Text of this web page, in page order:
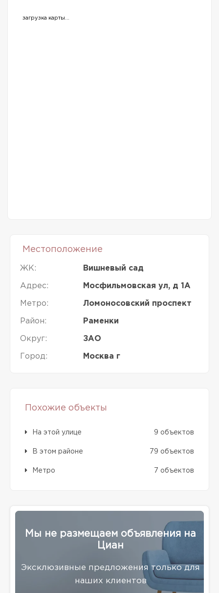
загрузка карты...
Местоположение
ЖК: Вишневый сад
Адрес: Мосфильмовская ул, д 1А
Метро: Ломоносовский проспект
Район: Раменки
Округ: ЗАО
Город: Москва г
Похожие объекты
На этой улице 9 объектов
В этом районе 79 объектов
Метро 7 объектов
Мы не размещаем объявления на
Циан
Эксклюзивные предложения только для
наших клиентов